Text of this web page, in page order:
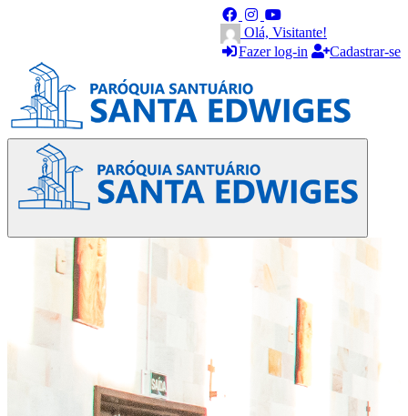
Olá, Visitante!
Fazer log-in
Cadastrar-se